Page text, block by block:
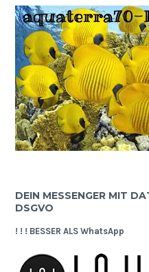
DEIN MESSENGER MIT
SGVO
! ! ! BESSER ALS WhatsApp